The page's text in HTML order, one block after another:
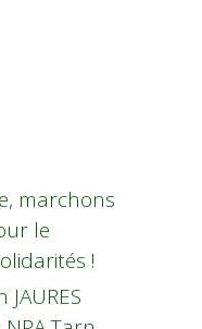
marchons
le
!